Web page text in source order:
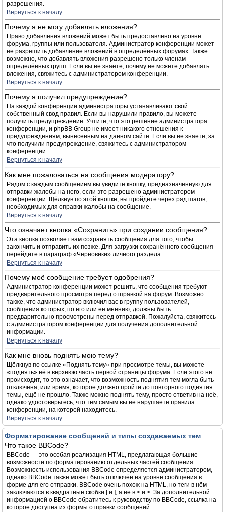
разрешения.
Вернуться к началу
Почему я не могу добавлять вложения?
Право добавления вложений может быть предоставлено на уровне
форума, группы или пользователя. Администратор конференции может
не разрешить добавление вложений в определённых форумах. Также
возможно, что добавлять вложения разрешено только членам
определённых групп. Если вы не знаете, почему не можете добавлять
вложения, свяжитесь с администратором конференции.
Вернуться к началу
Почему я получил предупреждение?
На каждой конференции администраторы устанавливают свой
собственный свод правил. Если вы нарушили правило, вы можете
получить предупреждение. Учтите, что это решение администратора
конференции, и phpBB Group не имеет никакого отношения к
предупреждениям, вынесенным на данном сайте. Если вы не знаете, за
что получили предупреждение, свяжитесь с администратором
конференции.
Вернуться к началу
Как мне пожаловаться на сообщения модератору?
Рядом с каждым сообщением вы увидите кнопку, предназначенную для
отправки жалобы на него, если это разрешено администратором
конференции. Щёлкнув по этой кнопке, вы пройдёте через ряд шагов,
необходимых для оправки жалобы на сообщение.
Вернуться к началу
Что означает кнопка «Сохранить» при создании сообщения?
Эта кнопка позволяет вам сохранять сообщения для того, чтобы
закончить и отправить их позже. Для загрузки сохранённого сообщения
перейдите в параграф «Черновики» личного раздела.
Вернуться к началу
Почему моё сообщение требует одобрения?
Администратор конференции может решить, что сообщения требуют
предварительного просмотра перед отправкой на форум. Возможно
также, что администратор включил вас в группу пользователей,
сообщения которых, по его или её мнению, должны быть
предварительно просмотрены перед отправкой. Пожалуйста, свяжитесь
с администратором конференции для получения дополнительной
информации.
Вернуться к началу
Как мне вновь поднять мою тему?
Щёлкнув по ссылке «Поднять тему» при просмотре темы, вы можете
«поднять» её в верхнюю часть первой страницы форума. Если этого не
происходит, то это означает, что возможность поднятия тем могла быть
отключена, или время, которое должно пройти до повторного поднятия
темы, ещё не прошло. Также можно поднять тему, просто ответив на неё,
однако удостоверьтесь, что тем самым вы не нарушаете правила
конференции, на которой находитесь.
Вернуться к началу
Форматирование сообщений и типы создаваемых тем
Что такое BBCode?
BBCode — это особая реализация HTML, предлагающая большие
возможности по форматированию отдельных частей сообщения.
Возможность использования BBCode определяется администратором,
однако BBCode также может быть отключён на уровне сообщения в
форме для его отправки. BBCode очень похож на HTML, но теги в нём
заключаются в квадратные скобки [ и ], а не в < и >. За дополнительной
информацией о BBCode обратитесь к руководству по BBCode, ссылка на
которое доступна из формы отправки сообщений.